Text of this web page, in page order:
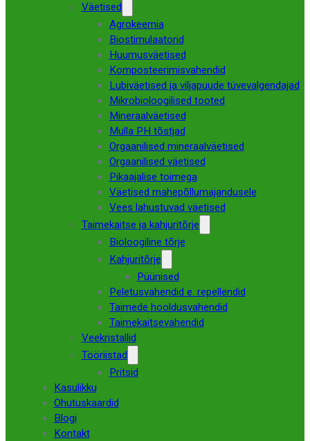
Väetised
Agrokeemia
Biostimulaatorid
Huumusväetised
Komposteerimisvahendid
Lubiväetised ja viljapuude tüvevalgendajad
Mikrobioloogilised tooted
Mineraalväetised
Mulla PH tõstjad
Orgaanilised mineraalväetised
Orgaanilised väetised
Pikaajalise toimega
Väetised mahepõllumajandusele
Vees lahustuvad väetised
Taimekaitse ja kahjuritõrje
Bioloogiline tõrje
Kahjuritõrje
Püünised
Peletusvahendid e. repellendid
Taimede hooldusvahendid
Taimekaitsevahendid
Veekristallid
Tööriistad
Pritsid
Kasulikku
Ohutuskaardid
Blogi
Kontakt